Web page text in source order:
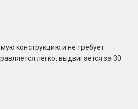
конструкцию и не требует
легко, выдвигается за 30